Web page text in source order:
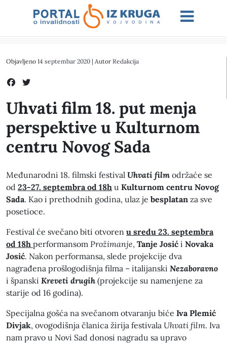
Objavljeno 14 septembar 2020 | Autor Redakcija
Uhvati film 18. put menja
perspektive u Kulturnom
centru Novog Sada
Međunarodni 18. filmski festival Uhvati film održaće se
od 23-27. septembra od 18h u Kulturnom centru Novog
Sada. Kao i prethodnih godina, ulaz je besplatan za sve
posetioce.
Festival će svečano biti otvoren u sredu 23. septembra
od 18h performansom Prožimanje, Tanje Josić i Novaka
Josić. Nakon performansa, slede projekcije dva
nagrađena prošlogodišnja filma – italijanski Nezaboravno
i španski Kreveti drugih (projekcije su namenjene za
starije od 16 godina).
Specijalna gošća na svečanom otvaranju biće Iva Plemić
Divjak, ovogodišnja članica žirija festivala Uhvati film. Iva
nam pravo u Novi Sad donosi nagradu sa upravo